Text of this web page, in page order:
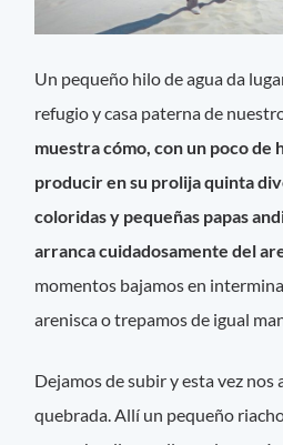
Un pequeño hilo de agua da
refugio y casa paterna de
muestra cómo, con un poco de
producir en su prolija quinta
coloridas y pequeñas papas
arranca cuidadosamente del
momentos bajamos en
arenisca o trepamos de igual
Dejamos de subir y esta vez nos
quebrada. Allí un pequeño